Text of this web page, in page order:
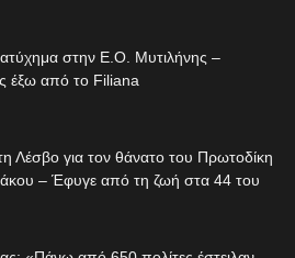
στην Ε.Ο. Μυτιλήνης –
έξω από το Filiana
Λέσβο για τον θάνατο του Πρωτοδίκη
– Έφυγε από τη ζωή στα 44 του